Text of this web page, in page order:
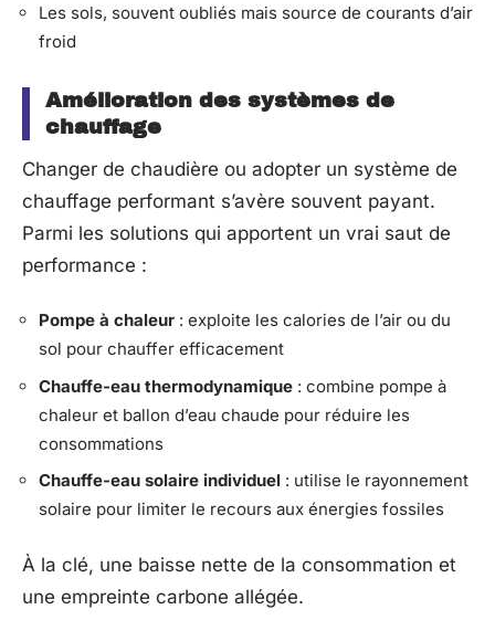
Les sols, souvent oubliés mais source de courants d’air
froid
Amélioration des systèmes de
chauffage
Changer de chaudière ou adopter un système de
chauffage performant s’avère souvent payant.
Parmi les solutions qui apportent un vrai saut de
performance :
Pompe à chaleur : exploite les calories de l’air ou du
sol pour chauffer efficacement
Chauffe-eau thermodynamique : combine pompe à
chaleur et ballon d’eau chaude pour réduire les
consommations
Chauffe-eau solaire individuel : utilise le rayonnement
solaire pour limiter le recours aux énergies fossiles
À la clé, une baisse nette de la consommation et
une empreinte carbone allégée.